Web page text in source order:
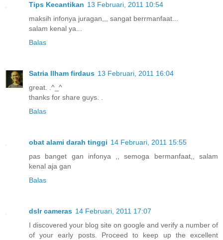
Tips Kecantikan 13 Februari, 2011 10:54
maksih infonya juragan,,, sangat berrmanfaat...
salam kenal ya...
Balas
Satria Ilham firdaus 13 Februari, 2011 16:04
great. .^_^
thanks for share guys. .
Balas
obat alami darah tinggi 14 Februari, 2011 15:55
pas banget gan infonya ,, semoga bermanfaat,, salam
kenal aja gan
Balas
dslr cameras 14 Februari, 2011 17:07
I discovered your blog site on google and verify a number of
of your early posts. Proceed to keep up the excellent